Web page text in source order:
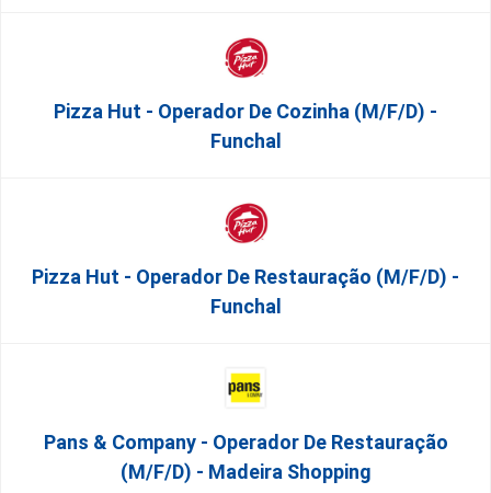
Pizza Hut - Operador De Cozinha (m/f/d) -
Funchal
Pizza Hut - Operador De Restauração (m/f/d) -
Funchal
Pans & Company - Operador De Restauração
(m/f/d) - Madeira Shopping